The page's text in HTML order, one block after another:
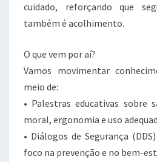
cuidado, reforçando que
também é acolhimento.
O que vem por aí?
Vamos movimentar
meio de:
• Palestras educativas sobre
moral, ergonomia e uso
• Diálogos de Segurança
foco na prevenção e no bem-